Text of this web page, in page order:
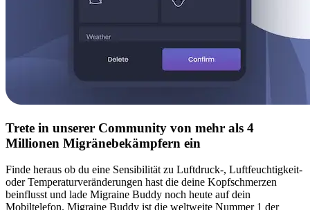
Trete in unserer Community von mehr als 4
Millionen Migränebekämpfern ein
Finde heraus ob du eine Sensibilität zu Luftdruck-, Luftfeuchtigkeit-
oder Temperaturveränderungen hast die deine Kopfschmerzen
beinflusst und lade Migraine Buddy noch heute auf dein
Mobiltelefon. Migraine Buddy ist die weltweite Nummer 1 der